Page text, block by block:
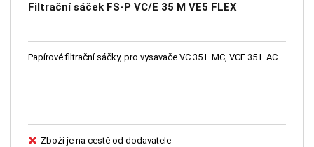
Filtrační sáček FS-P VC/E 35 M VE5 FLEX
Papírové filtrační sáčky, pro vysavače VC 35 L MC, VCE 35 L AC.
Zboží je na cestě od dodavatele